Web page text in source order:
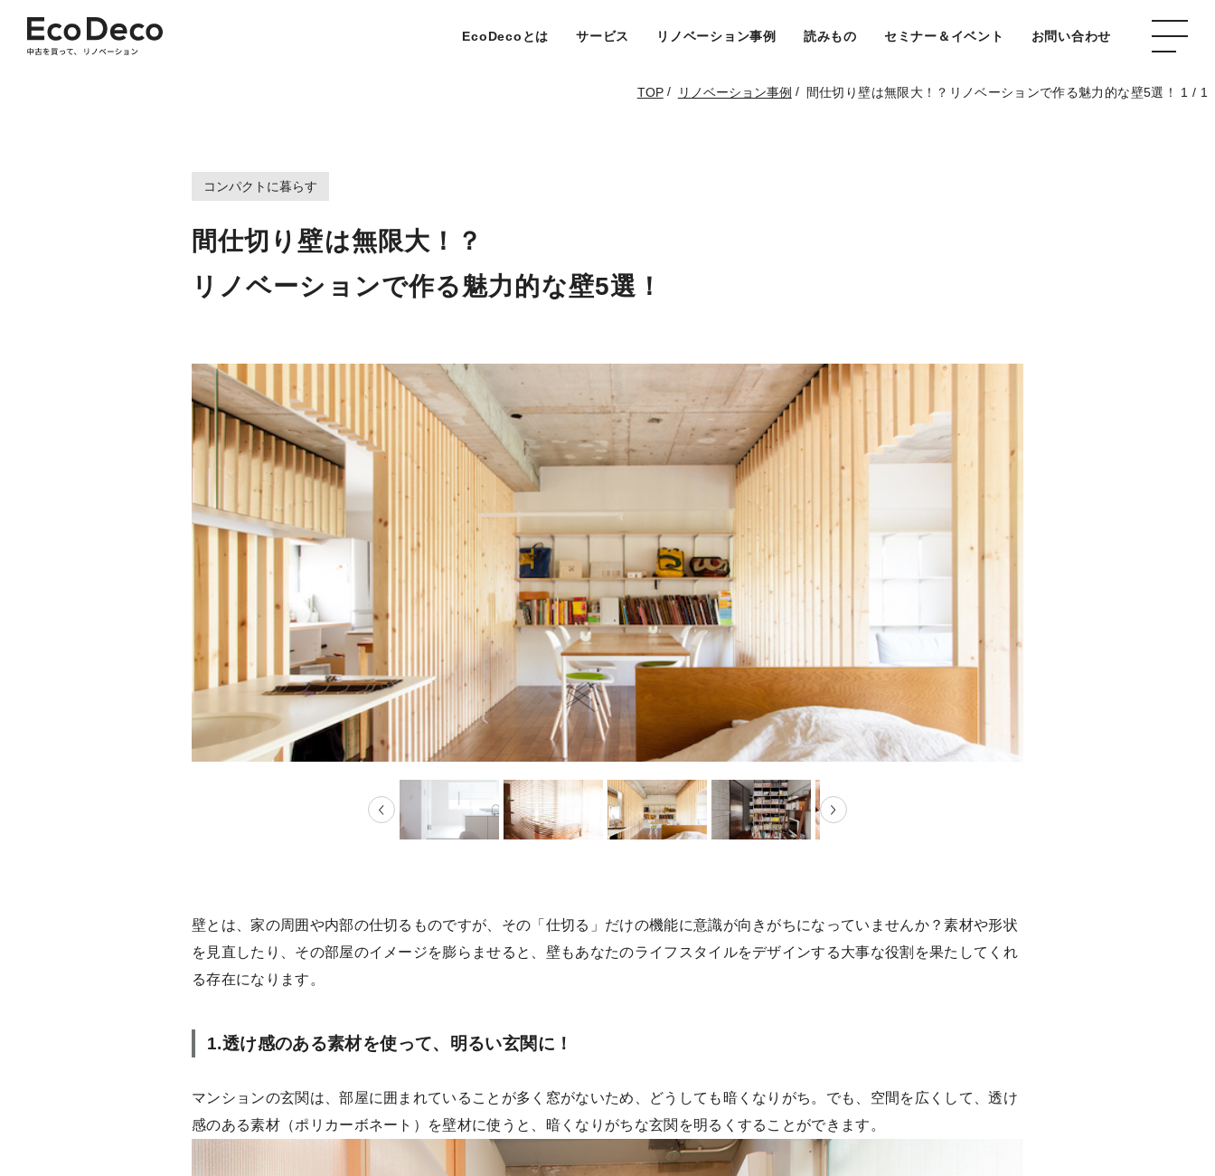
EcoDecoとは サービス リノベーション事例 読みもの セミナー＆イベント お問い合わせ
TOP/ リノベーション事例 / 間仕切り壁は無限大！？リノベーションで作る魅力的な壁5選！ 1 / 1
コンパクトに暮らす
間仕切り壁は無限大！？
リノベーションで作る魅力的な壁5選！
壁とは、家の周囲や内部の仕切るものですが、その「仕切る」だけの機能に意識が向きがちになっていませんか？素材や形状
を見直したり、その部屋のイメージを膨らませると、壁もあなたのライフスタイルをデザインする大事な役割を果たしてくれ
る存在になります。
1.透け感のある素材を使って、明るい玄関に！
マンションの玄関は、部屋に囲まれていることが多く窓がないため、どうしても暗くなりがち。でも、空間を広くして、透け
感のある素材（ポリカーボネート）を壁材に使うと、暗くなりがちな玄関を明るくすることができます。